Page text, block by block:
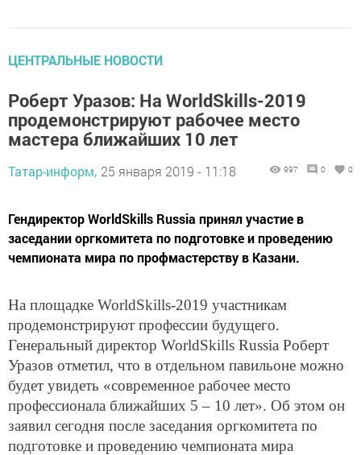
ЦЕНТРАЛЬНЫЕ НОВОСТИ
Роберт Уразов: На WorldSkills-2019
продемонстрируют рабочее место
мастера ближайших 10 лет
Татар-информ, 25 января 2019 - 11:18 997 0 0
Гендиректор WorldSkills Russia принял участие в
заседании оргкомитета по подготовке и проведению
чемпионата мира по профмастерству в Казани.
На площадке WorldSkills-2019 участникам
продемонстрируют профессии будущего.
Генеральный директор WorldSkills Russia Роберт
Уразов отметил, что в отдельном павильоне можно
будет увидеть «современное рабочее место
профессионала ближайших 5 – 10 лет». Об этом он
заявил сегодня после заседания оргкомитета по
подготовке и проведению чемпионата мира